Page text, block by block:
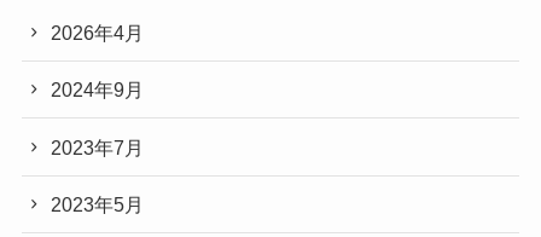
2026年4月
2024年9月
2023年7月
2023年5月